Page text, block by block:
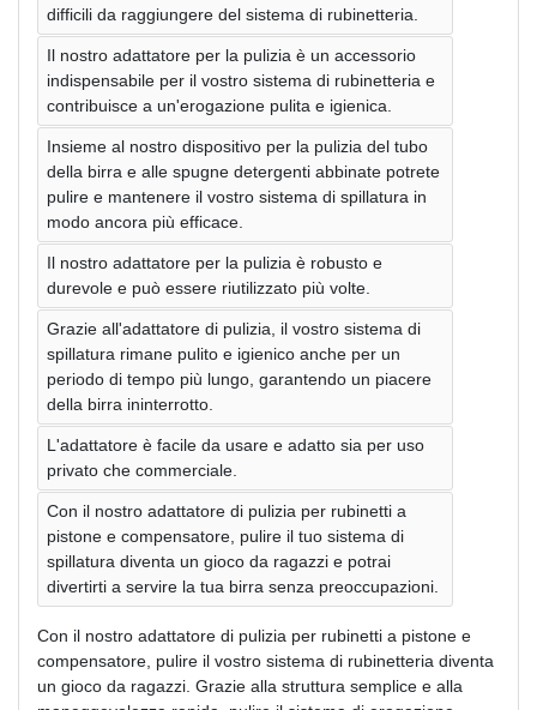
difficili da raggiungere del sistema di rubinetteria.
Il nostro adattatore per la pulizia è un accessorio
indispensabile per il vostro sistema di rubinetteria e
contribuisce a un'erogazione pulita e igienica.
Insieme al nostro dispositivo per la pulizia del tubo
della birra e alle spugne detergenti abbinate potrete
pulire e mantenere il vostro sistema di spillatura in
modo ancora più efficace.
Il nostro adattatore per la pulizia è robusto e
durevole e può essere riutilizzato più volte.
Grazie all'adattatore di pulizia, il vostro sistema di
spillatura rimane pulito e igienico anche per un
periodo di tempo più lungo, garantendo un piacere
della birra ininterrotto.
L'adattatore è facile da usare e adatto sia per uso
privato che commerciale.
Con il nostro adattatore di pulizia per rubinetti a
pistone e compensatore, pulire il tuo sistema di
spillatura diventa un gioco da ragazzi e potrai
divertirti a servire la tua birra senza preoccupazioni.
Con il nostro adattatore di pulizia per rubinetti a pistone e
compensatore, pulire il vostro sistema di rubinetteria diventa
un gioco da ragazzi. Grazie alla struttura semplice e alla